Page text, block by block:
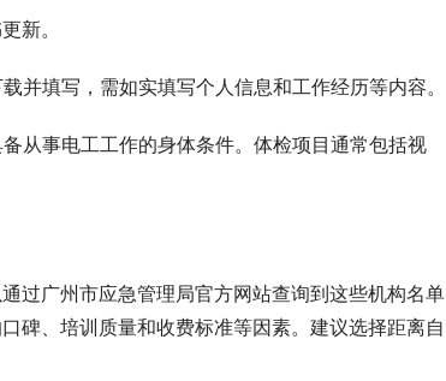
新。
并填写，需如实填写个人信息和工作经历等内容。
从事电工工作的身体条件。体检项目通常包括视
过广州市应急管理局官方网站查询到这些机构名单
碑、培训质量和收费标准等因素。建议选择距离自